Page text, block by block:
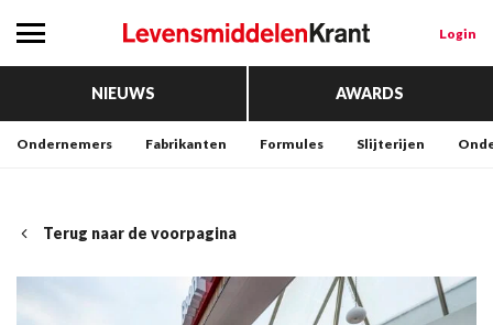
Login
NIEUWS AWARDS
Ondernemers Fabrikanten Formules Slijterijen
Terug naar de voorpagina